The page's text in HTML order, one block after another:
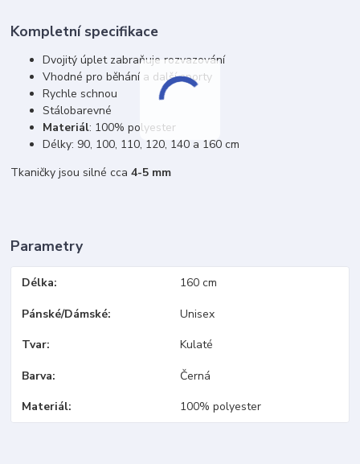
Kompletní specifikace
Dvojitý úplet zabraňuje rozvazování
Vhodné pro běhání a další sporty
Rychle schnou
Stálobarevné
Materiál: 100% polyester
Délky: 90, 100, 110, 120, 140 a 160 cm
Tkaničky jsou silné cca4-5 mm
Parametry
Délka 160 cm
Pánské/Dámské Unisex
Tvar Kulaté
Barva Černá
Materiál 100% polyester